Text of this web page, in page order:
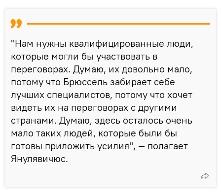
"Нам нужны квалифицированные люди,
которые могли бы участвовать в
переговорах. Думаю, их довольно мало,
потому что Брюссель забирает себе
лучших специалистов, потому что хочет
видеть их на переговорах с другими
странами. Думаю, здесь осталось очень
мало таких людей, которые были бы
готовы приложить усилия", — полагает
Янулявичюс.